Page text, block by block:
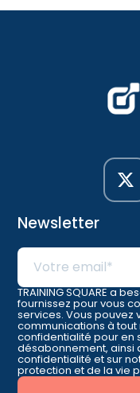
Newsletter
TRAINING SQUARE a
fournissez pour vous
services. Vous pouvez
communications à tout
confidentialité pour en
désabonnement, ainsi
confidentialité et sur
protection et de la vie